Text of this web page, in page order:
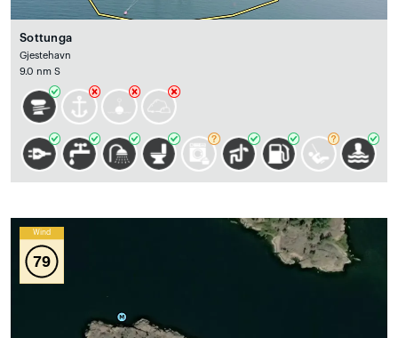
Sottunga
Gjestehavn
9.0 nm S
Wind
79